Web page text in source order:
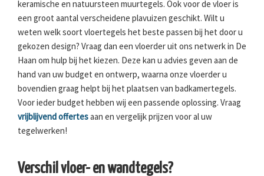
keramische en natuursteen muurtegels. Ook voor de vloer is
een groot aantal verscheidene plavuizen geschikt. Wilt u
weten welk soort vloertegels het beste passen bij het door u
gekozen design? Vraag dan een vloerder uit ons netwerk in De
Haan om hulp bij het kiezen. Deze kan u advies geven aan de
hand van uw budget en ontwerp, waarna onze vloerder u
bovendien graag helpt bij het plaatsen van badkamertegels.
Voor ieder budget hebben wij een passende oplossing. Vraag
vrijblijvend offertesaan en vergelijk prijzen voor al uw
tegelwerken!
Verschil vloer- en wandtegels?